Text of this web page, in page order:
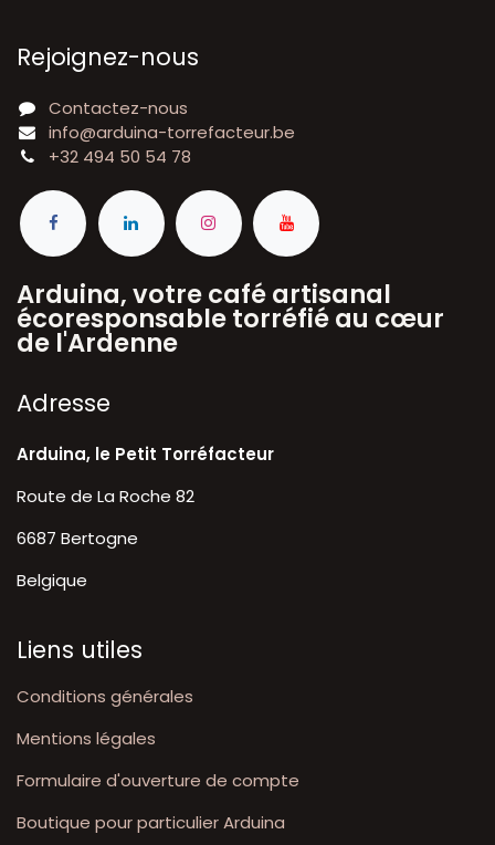
Rejoignez-nous
Contactez-nous
info@arduina-torrefacteur.be
+32 494 50 54 78
Arduina, votre café artisanal
écoresponsable torréfié au cœur
de l'Ardenne
A​dresse
Arduina, le Petit Torréfacteur
Route de La Roche 82
6687 Bertogne
Belgique
Liens utiles
Conditions générales
Mentions légales
Formulaire d'ouverture de compte
Boutique pour particulier Arduina